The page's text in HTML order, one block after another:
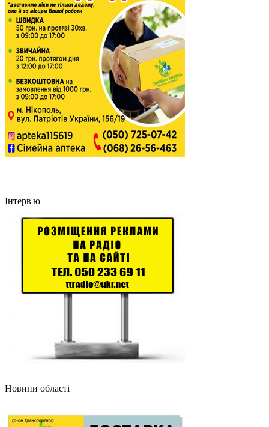
Інтерв'ю
Новини області